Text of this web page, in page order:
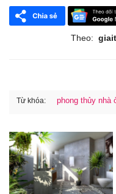
Theo:
Từ khóa: phong thủy nhà